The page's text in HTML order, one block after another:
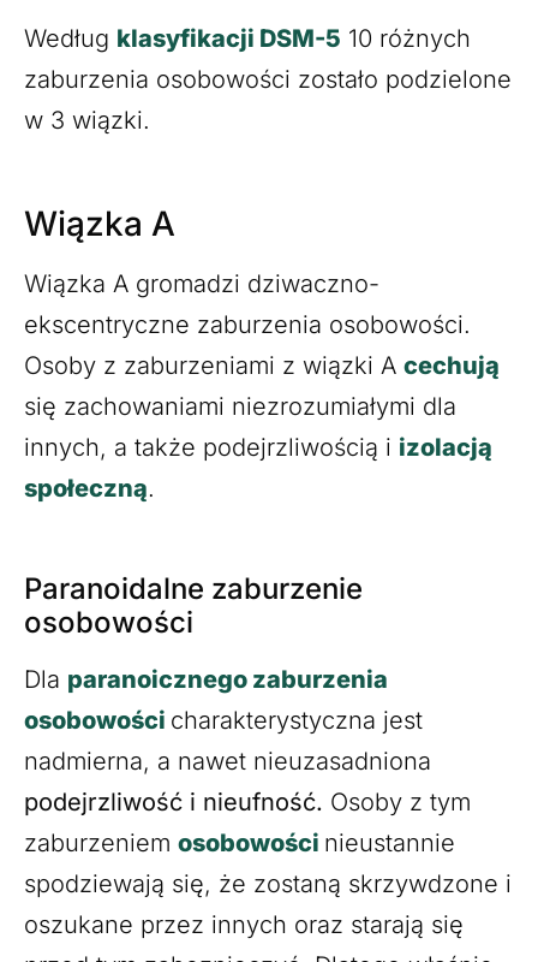
Według klasyfikacji DSM-5 10 różnych
zaburzenia osobowości zostało podzielone
w 3 wiązki.
Wiązka A
Wiązka A gromadzi dziwaczno-
ekscentryczne zaburzenia osobowości.
Osoby z zaburzeniami z wiązki A cechują
się zachowaniami niezrozumiałymi dla
innych, a także podejrzliwością i izolacją
społeczną.
Paranoidalne zaburzenie
osobowości
Dla paranoicznego zaburzenia
osobowości charakterystyczna jest
nadmierna, a nawet nieuzasadniona
podejrzliwość i nieufność. Osoby z tym
zaburzeniem osobowości nieustannie
spodziewają się, że zostaną skrzywdzone i
oszukane przez innych oraz starają się